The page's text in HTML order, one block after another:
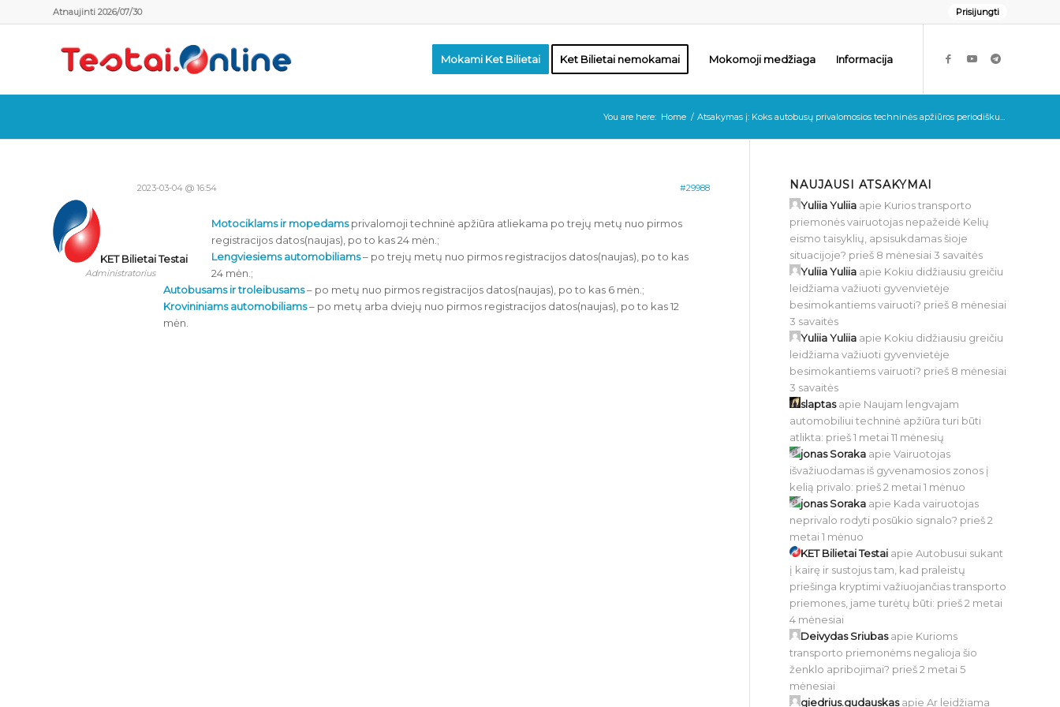
Prisijungti
Atnaujinti 2026/07/30
Mokami Ket Bilietai Ket Bilietai nemokamai Mokomoji medžiaga Informacija
You are here: Home / Atsakymas į: Koks autobusų privalomosios techninės apžiūros periodišku...
2023-03-04 @ 16:54 #29988
KET Bilietai Testai
Administratorius
Motociklams ir mopedamsprivalomoji techninė apžiūra atliekama po trejų metų nuo pirmos
registracijos datos(naujas), po to kas 24 mėn.;
Lengviesiems automobiliams– po trejų metų nuo pirmos registracijos datos(naujas), po to kas
24 mėn.;
Autobusams ir troleibusams– po metų nuo pirmos registracijos datos(naujas), po to kas 6 mėn.;
Krovininiams automobiliams– po metų arba dviejų nuo pirmos registracijos datos(naujas), po to kas 12
mėn.
NAUJAUSI ATSAKYMAI
Yuliia Yuliia apie Kurios transporto
priemonės vairuotojas nepažeidė Kelių
eismo taisyklių, apsisukdamas šioje
situacijoje? prieš 8 mėnesiai 3 savaitės
Yuliia Yuliia apie Kokiu didžiausiu greičiu
leidžiama važiuoti gyvenvietėje
besimokantiems vairuoti? prieš 8 mėnesiai
3 savaitės
Yuliia Yuliia apie Kokiu didžiausiu greičiu
leidžiama važiuoti gyvenvietėje
besimokantiems vairuoti? prieš 8 mėnesiai
3 savaitės
slaptasapie Naujam lengvajam
automobiliui techninė apžiūra turi būti
atlikta: prieš 1 metai 11 mėnesių
jonas Soraka apieVairuotojas
išvažiuodamas iš gyvenamosios zonos į
kelią privalo: prieš 2 metai 1 mėnuo
jonas Soraka apie Kada vairuotojas
neprivalo rodyti posūkio signalo? prieš 2
metai 1 mėnuo
KET Bilietai Testai apieAutobusui sukant
į kairę ir sustojus tam, kad praleistų
priešinga kryptimi važiuojančias transporto
priemones, jame turėtų būti: prieš 2 metai
4 mėnesiai
Deivydas Sriubasapie Kurioms
transporto priemonėms negalioja šio
ženklo apribojimai? prieš 2 metai 5
mėnesiai
giedrius.gudauskasapieAr leidžiama